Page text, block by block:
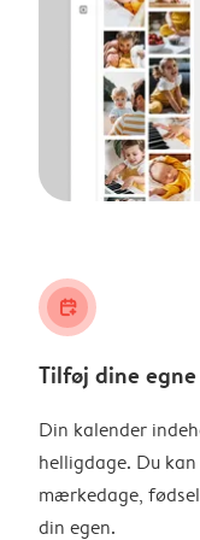
calendar_plus
Tilføj dine
Din kalender
helligdage. Du
mærkedage,
din egen.